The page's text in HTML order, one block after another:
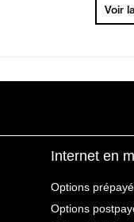
Voir
Internet en
Options
Options